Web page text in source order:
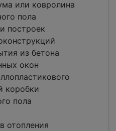
или ковролина
пола
построек
из бетона
окон
коробки
пола
отопления